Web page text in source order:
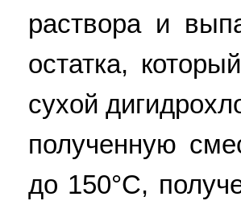
раствора и
остатка,
сухой
полученную
до 150°C,